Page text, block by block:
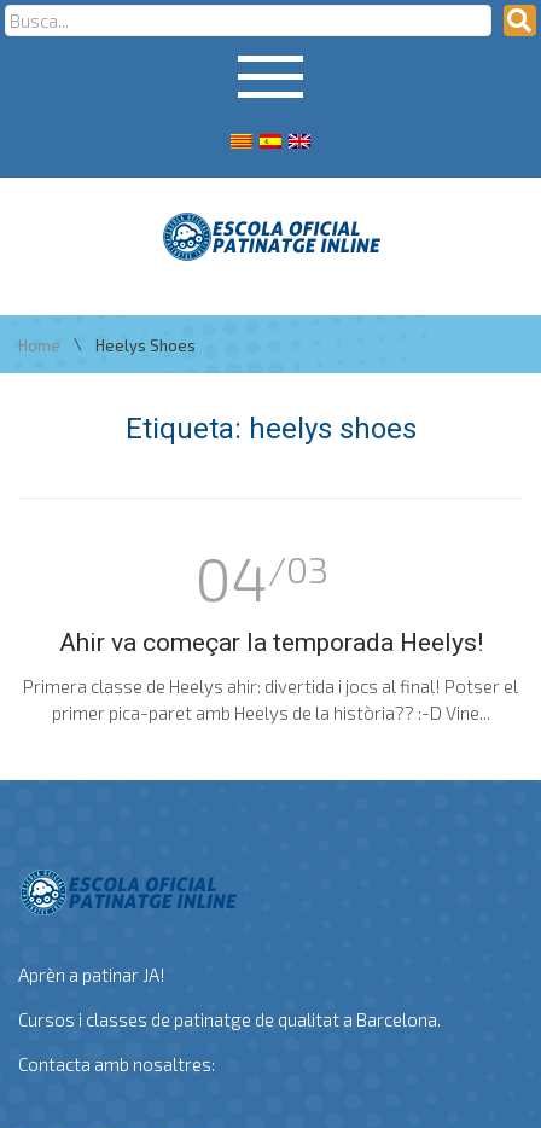
Home \ Heelys Shoes
Etiqueta: heelys shoes
04/03
Ahir va começar la temporada Heelys!
Primera classe de Heelys ahir: divertida i jocs al final! Potser el
primer pica-paret amb Heelys de la història?? :-D Vine...
Aprèn a patinar JA!
Cursos i classes de patinatge de qualitat a Barcelona.
Contacta amb nosaltres: